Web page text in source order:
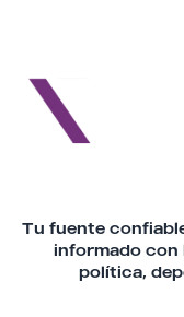
Tu fuente
informado con
política,